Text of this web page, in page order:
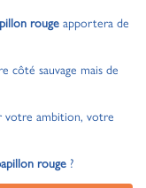
rouge apportera de
côté sauvage mais de
votre ambition, votre
rouge ?